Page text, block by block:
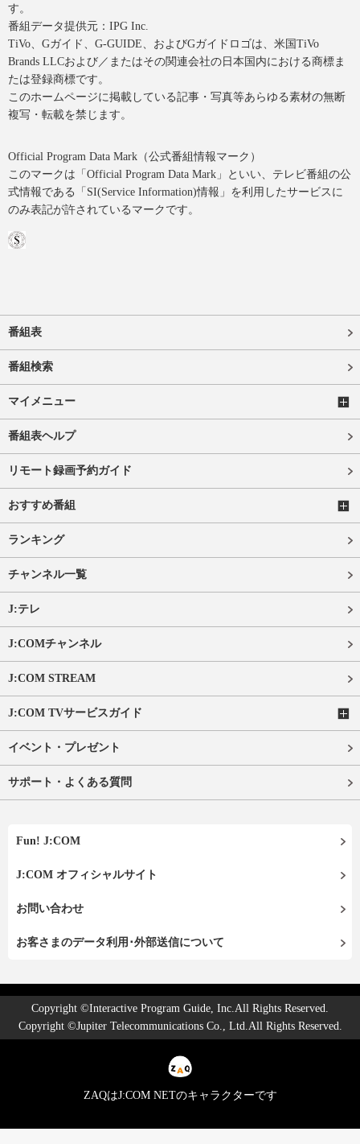
す。
番組データ提供元：IPG Inc.
TiVo、Gガイド、G-GUIDE、およびGガイドロゴは、米国TiVo
Brands LLCおよび／またはその関連会社の日本国内における商標ま
たは登録商標です。
このホームページに掲載している記事・写真等あらゆる素材の無断
複写・転載を禁じます。
Official Program Data Mark（公式番組情報マーク）
このマークは「Official Program Data Mark」といい、テレビ番組の公
式情報である「SI(Service Information)情報」を利用したサービスに
のみ表記が許されているマークです。
番組表
番組検索
マイメニュー
番組表ヘルプ
リモート録画予約ガイド
おすすめ番組
ランキング
チャンネル一覧
J:テレ
J:COMチャンネル
J:COM STREAM
J:COM TVサービスガイド
イベント・プレゼント
サポート・よくある質問
Fun! J:COM
J:COM オフィシャルサイト
お問い合わせ
お客さまのデータ利用･外部送信について
Copyright ©Interactive Program Guide, Inc.All Rights Reserved.
Copyright ©Jupiter Telecommunications Co., Ltd.All Rights Reserved.
ZAQはJ:COM NETのキャラクターです